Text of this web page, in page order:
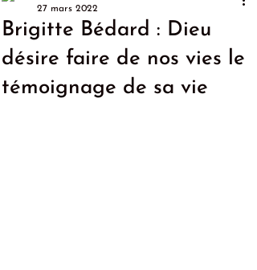
Brigitte Bédard : Dieu
désire faire de nos vies le
témoignage de sa vie
27 mars 2022